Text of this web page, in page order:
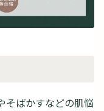
そばかすなどの肌悩